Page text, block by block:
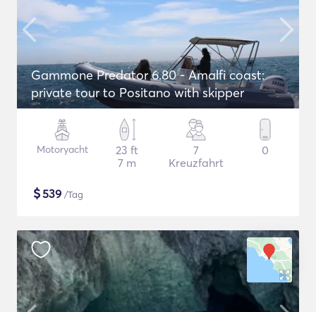
Gammone Predator 6.80 - Amalfi coast:
private tour to Positano with skipper
Motoryacht
23 ft
7 m
7
Kreuzfahrt
0
$539 /Tag